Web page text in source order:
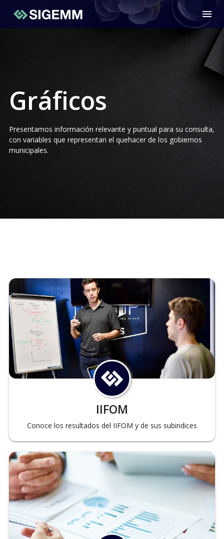
menu
Gráficos
Presentamos información relevante y puntual para su consulta,
con variables que representan el quehacer de los gobiernos
municipales.
IIFOM
Conoce los resultados del IIFOM y de sus subindices